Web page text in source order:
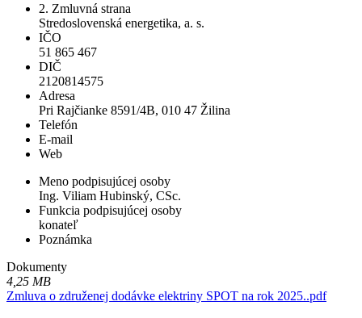
2. Zmluvná strana
Stredoslovenská energetika, a. s.
IČO
51 865 467
DIČ
2120814575
Adresa
Pri Rajčianke 8591/4B, 010 47 Žilina
Telefón
E-mail
Web
Meno podpisujúcej osoby
Ing. Viliam Hubinský, CSc.
Funkcia podpisujúcej osoby
konateľ
Poznámka
Dokumenty
4,25 MB
Zmluva o združenej dodávke elektriny SPOT na rok 2025..pdf